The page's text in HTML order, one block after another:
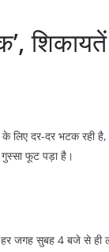
दर-दर भटक रही है,
गुस्सा फूट पड़ा है।
जगह सुबह 4 बजे से ही